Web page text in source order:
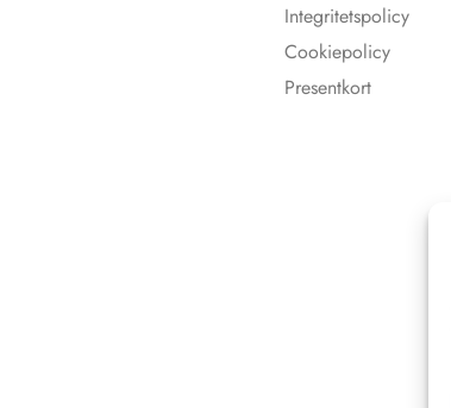
Integritetspolicy
Cookiepolicy
Presentkort